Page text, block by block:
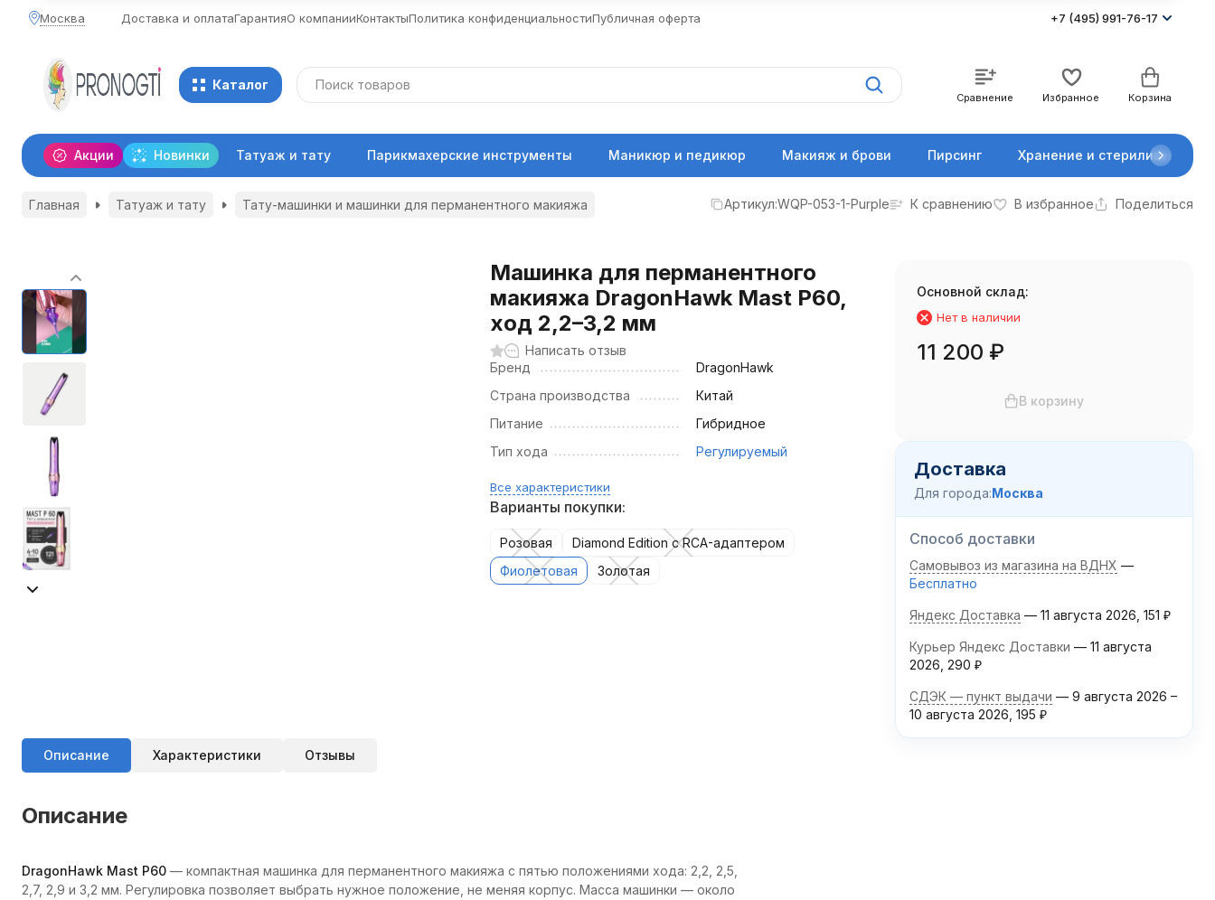
Москва Доставка и оплатаГарантияО компанииКонтактыПолитика конфиденциальностиПубличная оферта +7 (495) 991-76-17
Каталог
Сравнение Избранное Корзина
Акции Новинки Татуаж и тату Парикмахерские инструменты Маникюр и педикюр Макияж и брови Пирсинг Хранение и стерилизация
Главная Татуаж и тату Тату-машинки и машинки для перманентного макияжа Артикул:WQP-053-1-Purple К сравнению В избранное Поделиться
Машинка для перманентного
макияжа DragonHawk Mast P60,
ход 2,2–3,2 мм
Написать отзыв
Бренд
DragonHawk
Страна производства
Китай
Питание
Гибридное
Тип хода
Регулируемый
Все характеристики
Варианты покупки:
Розовая
Diamond Edition с RCA-адаптером
Фиолетовая
Золотая
Основной склад:
Нет в наличии
11 200 ₽
В корзину
Доставка
Для города:Москва
Способ доставки
Самовывоз из магазина на ВДНХ
Бесплатно
Яндекс Доставка 11 августа 2026 151 ₽
Курьер Яндекс Доставки
11 августа
2026 290 ₽
СДЭК — пункт выдачи 9 августа 2026 –
10 августа 2026 195 ₽
Описание Характеристики Отзывы
Описание
DragonHawk Mast P60 — компактная машинка для перманентного макияжа с пятью положениями хода: 2,2, 2,5,
2,7, 2,9 и 3,2 мм. Регулировка позволяет выбрать нужное положение, не меняя корпус. Масса машинки — около